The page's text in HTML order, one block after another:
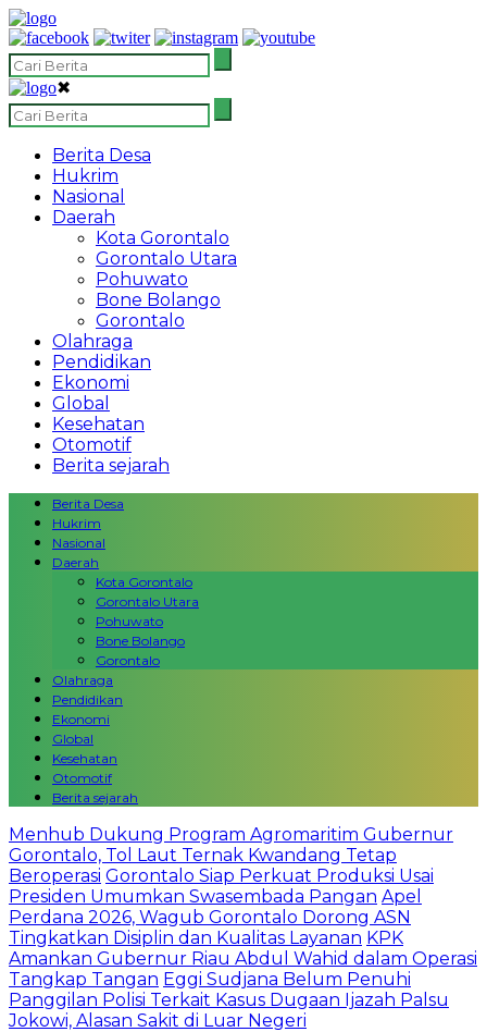
✖
Berita Desa
Hukrim
Nasional
Daerah
Kota Gorontalo
Gorontalo Utara
Pohuwato
Bone Bolango
Gorontalo
Olahraga
Pendidikan
Ekonomi
Global
Kesehatan
Otomotif
Berita sejarah
Berita Desa
Hukrim
Nasional
Daerah
Kota Gorontalo
Gorontalo Utara
Pohuwato
Bone Bolango
Gorontalo
Olahraga
Pendidikan
Ekonomi
Global
Kesehatan
Otomotif
Berita sejarah
Menhub Dukung Program Agromaritim Gubernur
Gorontalo, Tol Laut Ternak Kwandang Tetap
Beroperasi Gorontalo Siap Perkuat Produksi Usai
Presiden Umumkan Swasembada Pangan Apel
Perdana 2026, Wagub Gorontalo Dorong ASN
Tingkatkan Disiplin dan Kualitas Layanan KPK
Amankan Gubernur Riau Abdul Wahid dalam Operasi
Tangkap Tangan Eggi Sudjana Belum Penuhi
Panggilan Polisi Terkait Kasus Dugaan Ijazah Palsu
Jokowi, Alasan Sakit di Luar Negeri